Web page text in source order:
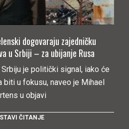
dogovaraju zajedničku
u Srbiji – za ubijanje Rusa
je politički signal, iako će
biti u fokusu, naveo je Mihael
u objavi
ČITANJE